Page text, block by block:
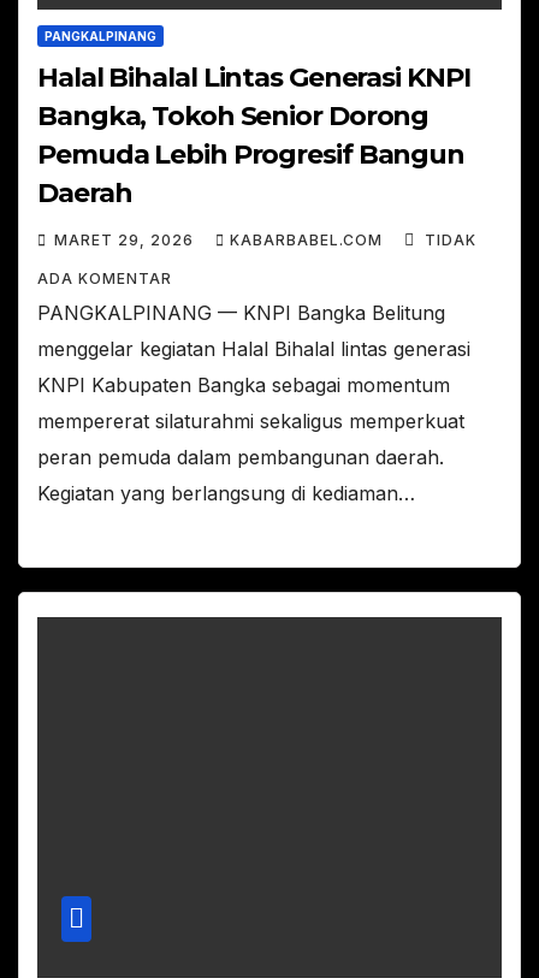
PANGKALPINANG
Halal Bihalal Lintas Generasi KNPI
Bangka, Tokoh Senior Dorong
Pemuda Lebih Progresif Bangun
Daerah
MARET 29, 2026 KABARBABEL.COM TIDAK
ADA KOMENTAR
PANGKALPINANG — KNPI Bangka Belitung
menggelar kegiatan Halal Bihalal lintas generasi
KNPI Kabupaten Bangka sebagai momentum
mempererat silaturahmi sekaligus memperkuat
peran pemuda dalam pembangunan daerah.
Kegiatan yang berlangsung di kediaman…